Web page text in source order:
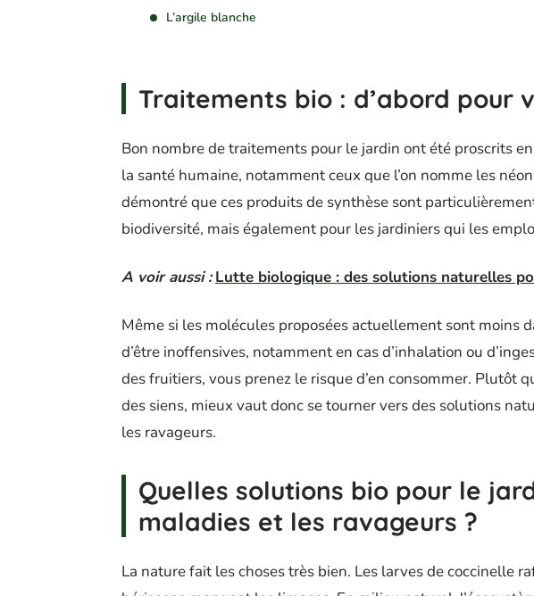
L’argile blanche
Traitements bio : d’abord pour
Bon nombre de traitements pour le jardin ont été proscrits
la santé humaine, notamment ceux que l’on nomme les
démontré que ces produits de synthèse sont
biodiversité, mais également pour les jardiniers qui les
A voir aussi : Lutte biologique : des solutions naturelles
Même si les molécules proposées actuellement sont moins
d’être inoffensives, notamment en cas d’inhalation ou
des fruitiers, vous prenez le risque d’en consommer. Plutôt
des siens, mieux vaut donc se tourner vers des solutions
les ravageurs.
Quelles solutions bio pour le
maladies et les ravageurs ?
La nature fait les choses très bien. Les larves de coccinelle